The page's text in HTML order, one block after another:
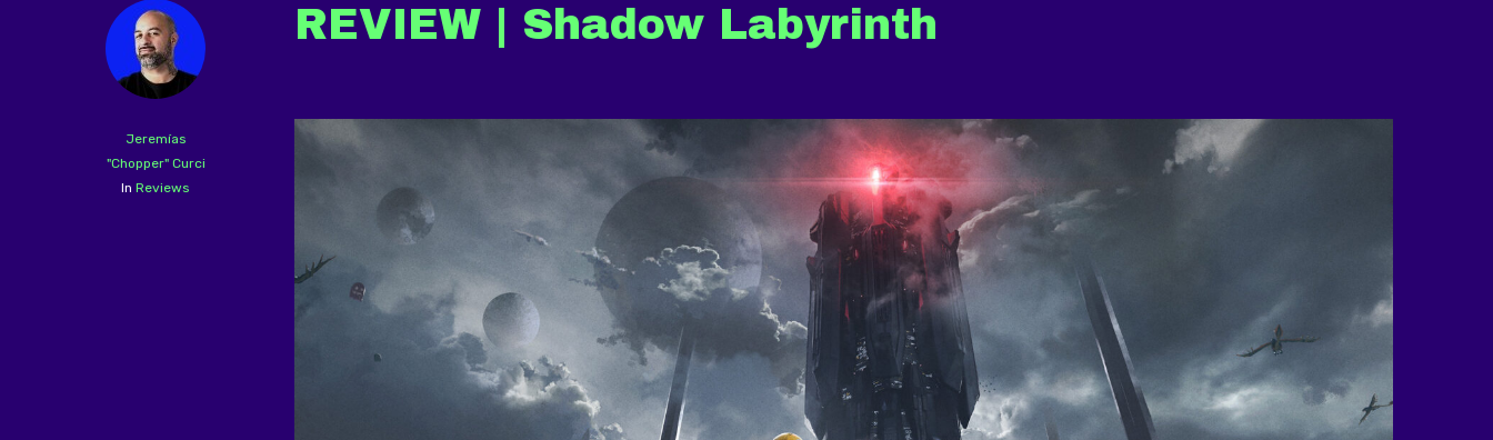
Jeremías
"Chopper" Curci
In Reviews
REVIEW | Shadow Labyrinth